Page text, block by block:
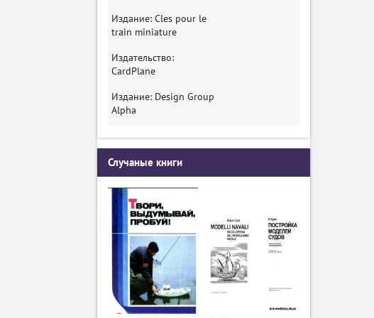
Издание: Cles pour le
train miniature
Издательство:
CardPlane
Издание: Design Group
Alpha
Случаные книги